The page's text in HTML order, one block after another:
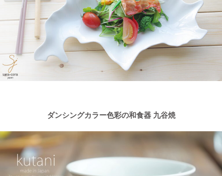
ダンシングカラー色彩の和食器 九谷焼